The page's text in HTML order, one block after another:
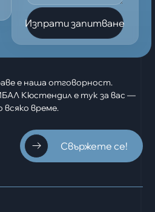
Изпрати запитване
е наша отговорност.
Кюстендил е тук за вас —
всяко време.
Свържете се!